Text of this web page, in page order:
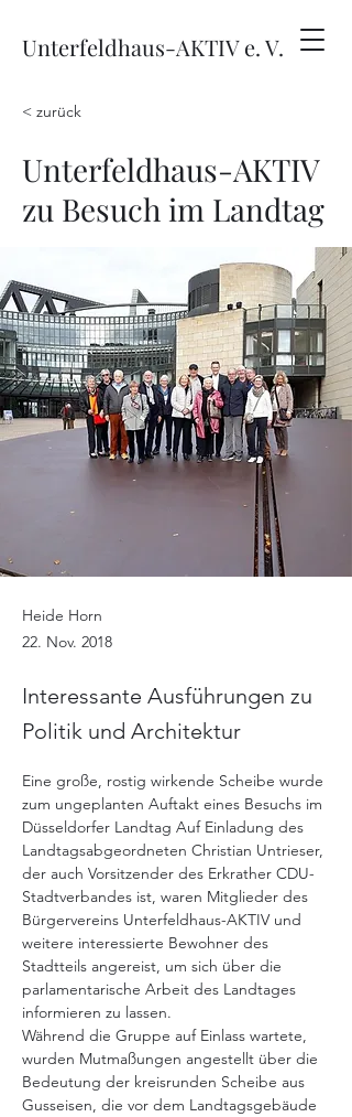
Unterfeldhaus-AKTIV e. V.
< zurück
Unterfeldhaus-AKTIV
zu Besuch im Landtag
Heide Horn
22. Nov. 2018
Interessante Ausführungen zu
Politik und Architektur
Eine große, rostig wirkende Scheibe wurde
zum ungeplanten Auftakt eines Besuchs im
Düsseldorfer Landtag Auf Einladung des
Landtagsabgeordneten Christian Untrieser,
der auch Vorsitzender des Erkrather CDU-
Stadtverbandes ist, waren Mitglieder des
Bürgervereins Unterfeldhaus-AKTIV und
weitere interessierte Bewohner des
Stadtteils angereist, um sich über die
parlamentarische Arbeit des Landtages
informieren zu lassen.
Während die Gruppe auf Einlass wartete,
wurden Mutmaßungen angestellt über die
Bedeutung der kreisrunden Scheibe aus
Gusseisen, die vor dem Landtagsgebäude